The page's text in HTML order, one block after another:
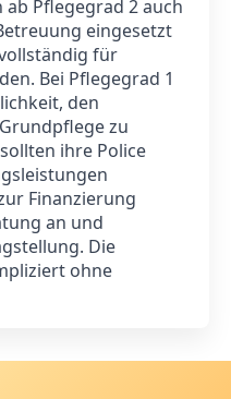
Pflegegrad 2 auch
eingesetzt
für
Bei Pflegegrad 1
den
zu
ihre Police
Finanzierung
an und
Die
ohne